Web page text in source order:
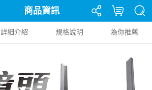
商品資訊
詳細介紹 規格說明 為你推薦